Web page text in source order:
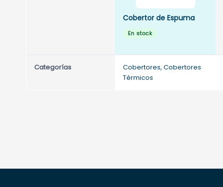
Cobertor de Espuma
En stock
Categorías
Cobertores, Cobertores
Térmicos